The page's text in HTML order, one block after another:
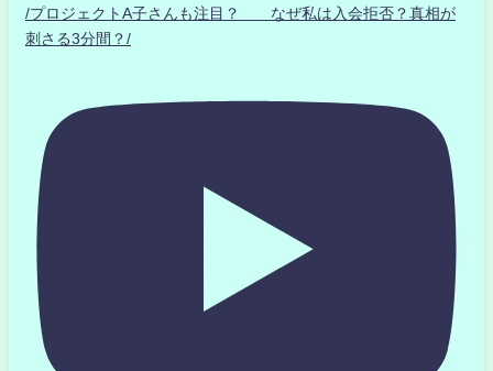
/プロジェクトA子さんも注目？ なぜ私は入会拒否？真相が
刺さる3分間？/